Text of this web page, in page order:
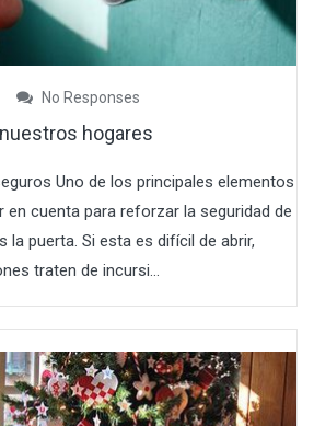
No Responses
hogares
Uno de los principales elementos
en cuenta para reforzar la seguridad de
la puerta. Si esta es difícil de abrir,
traten de incursi...